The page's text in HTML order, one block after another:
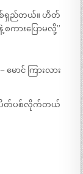
ရစ်ရှည်တယ်။ ဟိတ်
ကားပြောမလို့”
ောင် ကြားလား
န်းပိတ်ပစ်လိုက်တယ်